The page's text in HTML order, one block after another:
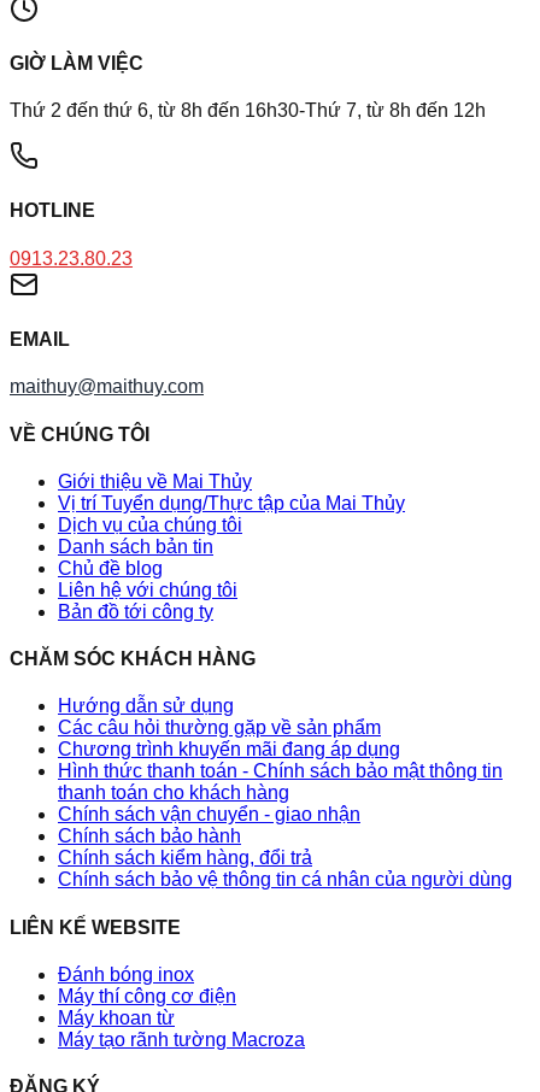
GIỜ LÀM VIỆC
Thứ 2 đến thứ 6, từ 8h đến 16h30-Thứ 7, từ 8h đến 12h
HOTLINE
0913.23.80.23
EMAIL
maithuy@maithuy.com
VỀ CHÚNG TÔI
Giới thiệu về Mai Thủy
Vị trí Tuyển dụng/Thực tập của Mai Thủy
Dịch vụ của chúng tôi
Danh sách bản tin
Chủ đề blog
Liên hệ với chúng tôi
Bản đồ tới công ty
CHĂM SÓC KHÁCH HÀNG
Hướng dẫn sử dụng
Các câu hỏi thường gặp về sản phẩm
Chương trình khuyến mãi đang áp dụng
Hình thức thanh toán - Chính sách bảo mật thông tin
thanh toán cho khách hàng
Chính sách vận chuyển - giao nhận
Chính sách bảo hành
Chính sách kiểm hàng, đổi trả
Chính sách bảo vệ thông tin cá nhân của người dùng
LIÊN KẾ WEBSITE
Đánh bóng inox
Máy thí công cơ điện
Máy khoan từ
Máy tạo rãnh tường Macroza
ĐĂNG KÝ